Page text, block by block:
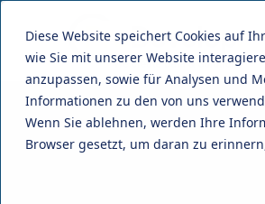
Diese Website speichert Cookies auf
wie Sie mit unserer Website
anzupassen, sowie für Analysen und
Informationen zu den von uns
Wenn Sie ablehnen, werden Ihre
Browser gesetzt, um daran zu